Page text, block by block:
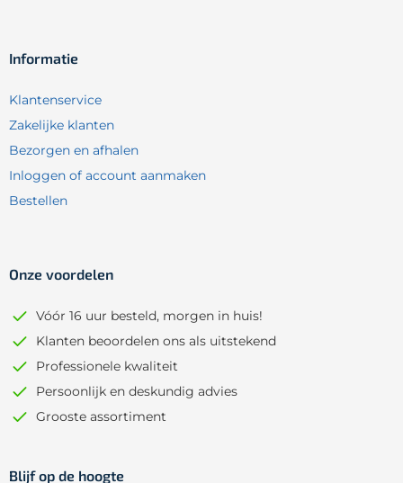
Informatie
Klantenservice
Zakelijke klanten
Bezorgen en afhalen
Inloggen of account aanmaken
Bestellen
Onze voordelen
Vóór 16 uur besteld, morgen in huis!
Klanten beoordelen ons als uitstekend
Professionele kwaliteit
Persoonlijk en deskundig advies
Grooste assortiment
Blijf op de hoogte